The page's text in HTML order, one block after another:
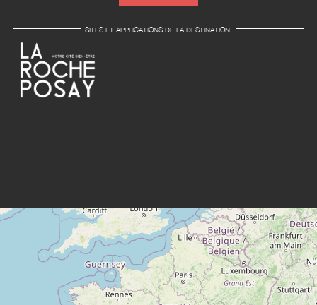
SITES ET APPLICATIONS DE LA DESTINATION: